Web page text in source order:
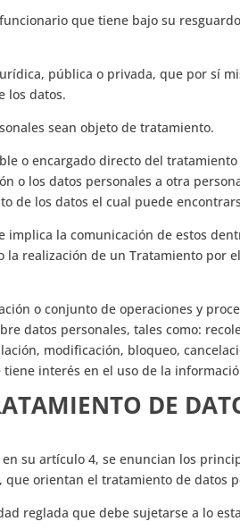
que tiene bajo su
pública o privada, que por sí
los datos.
sean objeto de tratamiento.
o encargado directo del
o los datos personales a otra
de los datos el cual puede
implica la comunicación de estos
realización de un Tratamiento por
o conjunto de operaciones y
datos personales, tales como:
modificación, bloqueo,
interés en el uso de la
DE
su artículo 4, se enuncian los
orientan el tratamiento de datos
reglada que debe sujetarse a lo